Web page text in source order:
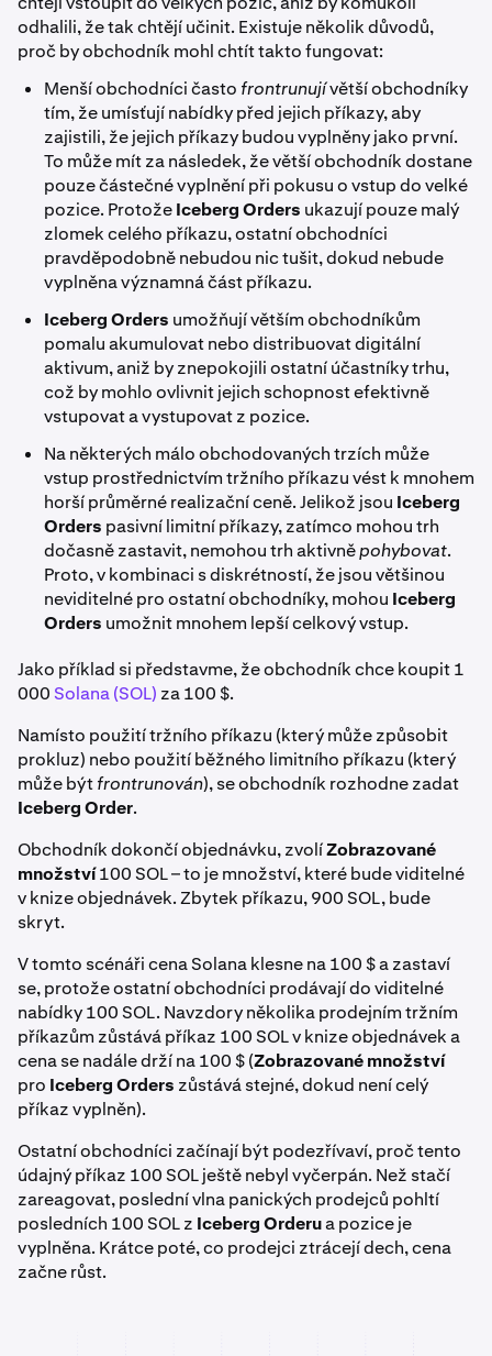
odhalili, že tak chtějí učinit. Existuje několik důvodů,
proč by obchodník mohl chtít takto fungovat:
Menší obchodníci často frontrunujívětší obchodníky
tím, že umísťují nabídky před jejich příkazy, aby
zajistili, že jejich příkazy budou vyplněny jako první.
To může mít za následek, že větší obchodník dostane
pouze částečné vyplnění při pokusu o vstup do velké
pozice. ProtožeIceberg Orders ukazují pouze malý
zlomek celého příkazu, ostatní obchodníci
pravděpodobně nebudou nic tušit, dokud nebude
vyplněna významná část příkazu.
Iceberg Orders umožňují větším obchodníkům
pomalu akumulovat nebo distribuovat digitální
aktivum, aniž by znepokojili ostatní účastníky trhu,
což by mohlo ovlivnit jejich schopnost efektivně
vstupovat a vystupovat z pozice.
Na některých málo obchodovaných trzích může
vstup prostřednictvím tržního příkazu vést k mnohem
horší průměrné realizační ceně. Jelikož jsou Iceberg
Orders pasivní limitní příkazy, zatímco mohou trh
dočasně zastavit, nemohou trh aktivněpohybovat.
Proto, v kombinaci s diskrétností, že jsou většinou
neviditelné pro ostatní obchodníky, mohou Iceberg
Orders umožnit mnohem lepší celkový vstup.
Jako příklad si představme, že obchodník chce koupit 1
000 Solana (SOL) za 100 $.
Namísto použití tržního příkazu (který může způsobit
prokluz) nebo použití běžného limitního příkazu (který
může býtfrontrunován), se obchodník rozhodne zadat
Iceberg Order.
Obchodník dokončí objednávku, zvolíZobrazované
množství100 SOL – to je množství, které bude viditelné
v knize objednávek. Zbytek příkazu, 900 SOL, bude
skryt.
V tomto scénáři cena Solana klesne na 100 $ a zastaví
se, protože ostatní obchodníci prodávají do viditelné
nabídky 100 SOL. Navzdory několika prodejním tržním
příkazům zůstává příkaz 100 SOL v knize objednávek a
cena se nadále drží na 100 $ (Zobrazované množství
pro Iceberg Orders zůstává stejné, dokud není celý
příkaz vyplněn).
Ostatní obchodníci začínají být podezřívaví, proč tento
údajný příkaz 100 SOL ještě nebyl vyčerpán. Než stačí
zareagovat, poslední vlna panických prodejců pohltí
posledních 100 SOL z Iceberg Orderua pozice je
vyplněna. Krátce poté, co prodejci ztrácejí dech, cena
začne růst.